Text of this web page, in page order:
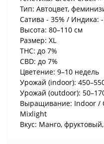
Тип: Автоцвет,
Сатива - 35% / Индика:
Высота: 80–110 см
Размер: XL
THC: до 7%
CBD: до 7%
Цветение: 9–10 недель
Урожай (indoor):
Урожай (outdoor):
Выращивание: Indoor /
Mixlight
Вкус: Манго,